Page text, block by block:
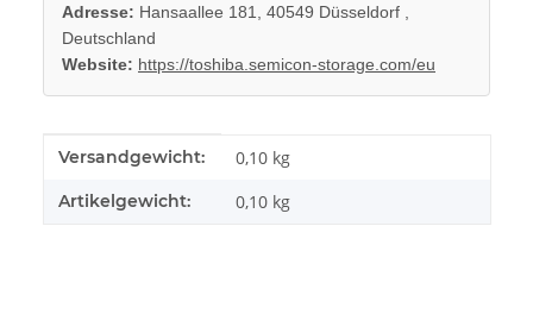
Adresse: Hansaallee 181, 40549 Düsseldorf ,
Deutschland
Website: https://toshiba.semicon-storage.com/eu
Produkteigenschaft
Wert
Versandgewicht: 0,10 kg
Artikelgewicht: 0,10 kg